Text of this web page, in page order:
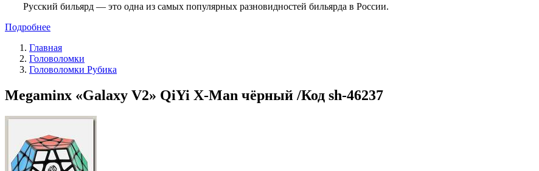
Русский бильярд — это одна из самых популярных разновидностей бильярда в России.
Подробнее
Главная
Головоломки
Головоломки Рубика
Megaminx «Galaxy V2» QiYi X-Man чёрный /Код sh-46237